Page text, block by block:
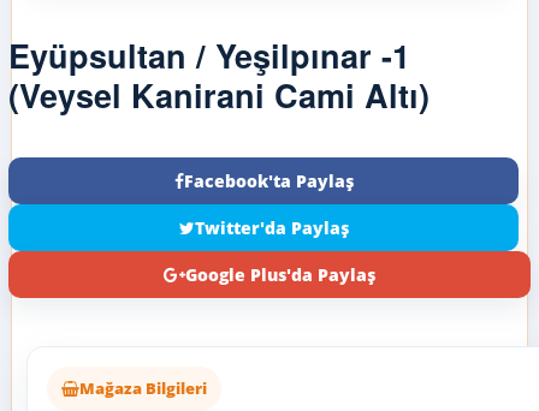
Eyüpsultan / Yeşilpınar -1
(Veysel Kanirani Cami Altı)
Facebook'ta Paylaş
Twitter'da Paylaş
Google Plus'da Paylaş
Mağaza Bilgileri